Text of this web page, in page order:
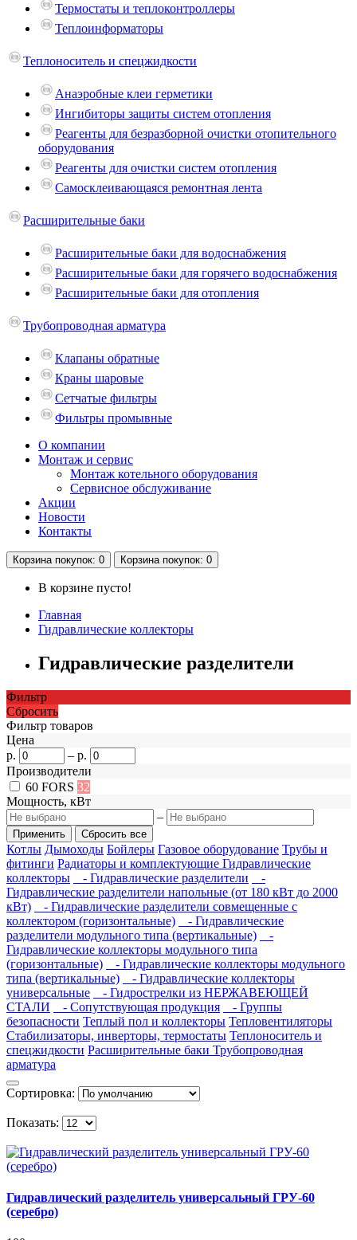
Термостаты и теплоконтроллеры
Теплоинформаторы
Теплоноситель и спецжидкости
Анаэробные клеи герметики
Ингибиторы защиты систем отопления
Реагенты для безразборной очистки отопительного
оборудования
Реагенты для очистки систем отопления
Самосклеивающаяся ремонтная лента
Расширительные баки
Расширительные баки для водоснабжения
Расширительные баки для горячего водоснабжения
Расширительные баки для отопления
Трубопроводная арматура
Клапаны обратные
Краны шаровые
Сетчатые фильтры
Фильтры промывные
О компании
Монтаж и сервис
Монтаж котельного оборудования
Сервисное обслуживание
Акции
Новости
Контакты
Корзинапокупок: 0 Корзинапокупок: 0
В корзине пусто!
Главная
Гидравлические коллекторы
Гидравлические разделители
Фильтр
Сбросить
Фильтр товаров
Цена
р.
– р.
Производители
60 FORS 32
Мощность, кВт
–
Котлы Дымоходы Бойлеры Газовое оборудование Трубы и
фитинги Радиаторы и комплектующие Гидравлические
коллекторы
- Гидравлические разделители
-
Гидравлические разделители напольные (от 180 кВт до 2000
кВт)
- Гидравлические разделители совмещенные с
коллектором (горизонтальные)
- Гидравлические
разделители модульного типа (вертикальные)
-
Гидравлические коллекторы модульного типа
(горизонтальные)
- Гидравлические коллекторы модульного
типа (вертикальные)
- Гидравлические коллекторы
универсальные
- Гидрострелки из НЕРЖАВЕЮЩЕЙ
СТАЛИ
- Сопутствующая продукция
- Группы
безопасности Теплый пол и коллекторы Тепловентиляторы
Стабилизаторы, инверторы, термостаты Теплоноситель и
спецжидкости Расширительные баки Трубопроводная
арматура
Сортировка:
Показать:
Гидравлический разделитель универсальный ГРУ-60
(серебро)